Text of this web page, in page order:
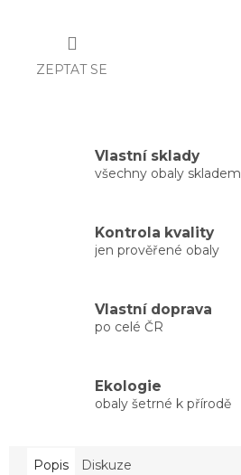
ZEPTAT SE
Vlastní sklady
všechny obaly skladem
Kontrola kvality
jen prověřené obaly
Vlastní doprava
po celé ČR
Ekologie
obaly šetrné k přírodě
Popis Diskuze